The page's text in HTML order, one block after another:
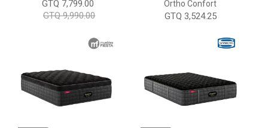
GTQ 7,799.00
GTQ 9,990.00
Ortho Confort
GTQ 3,524.25